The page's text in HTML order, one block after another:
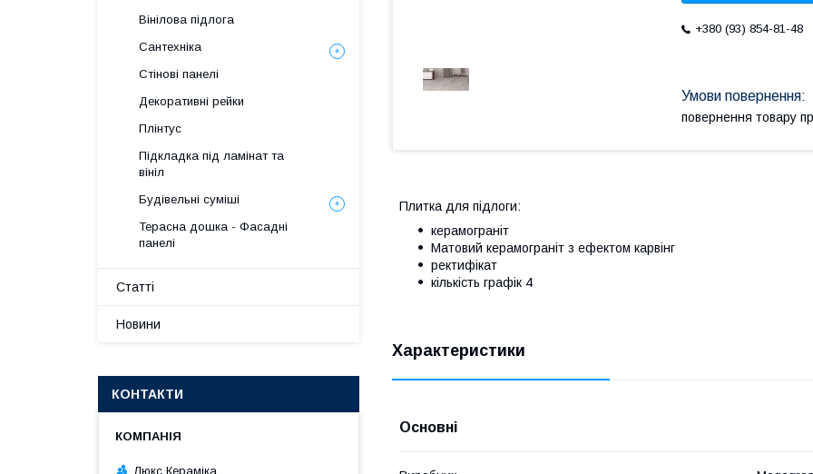
+380 (93) 854-81-48
повернення товару
Плитка для підлоги:
керамограніт
Матовий керамограніт з ефектом карвінг
ректифікат
кількість графік 4
Характеристики
Основні
Вінілова підлога
Сантехніка
Стінові панелі
Декоративні рейки
Плінтус
Підкладка під ламінат та
вініл
Будівельні суміші
Терасна дошка - Фасадні
панелі
Статті
Новини
КОНТАКТИ
Люкс Кераміка